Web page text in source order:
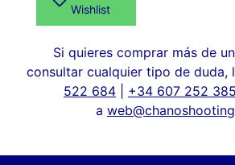
Wishlist
Si quieres comprar más de
consultar cualquier tipo de duda,
522 684
+34 607 252 385
a